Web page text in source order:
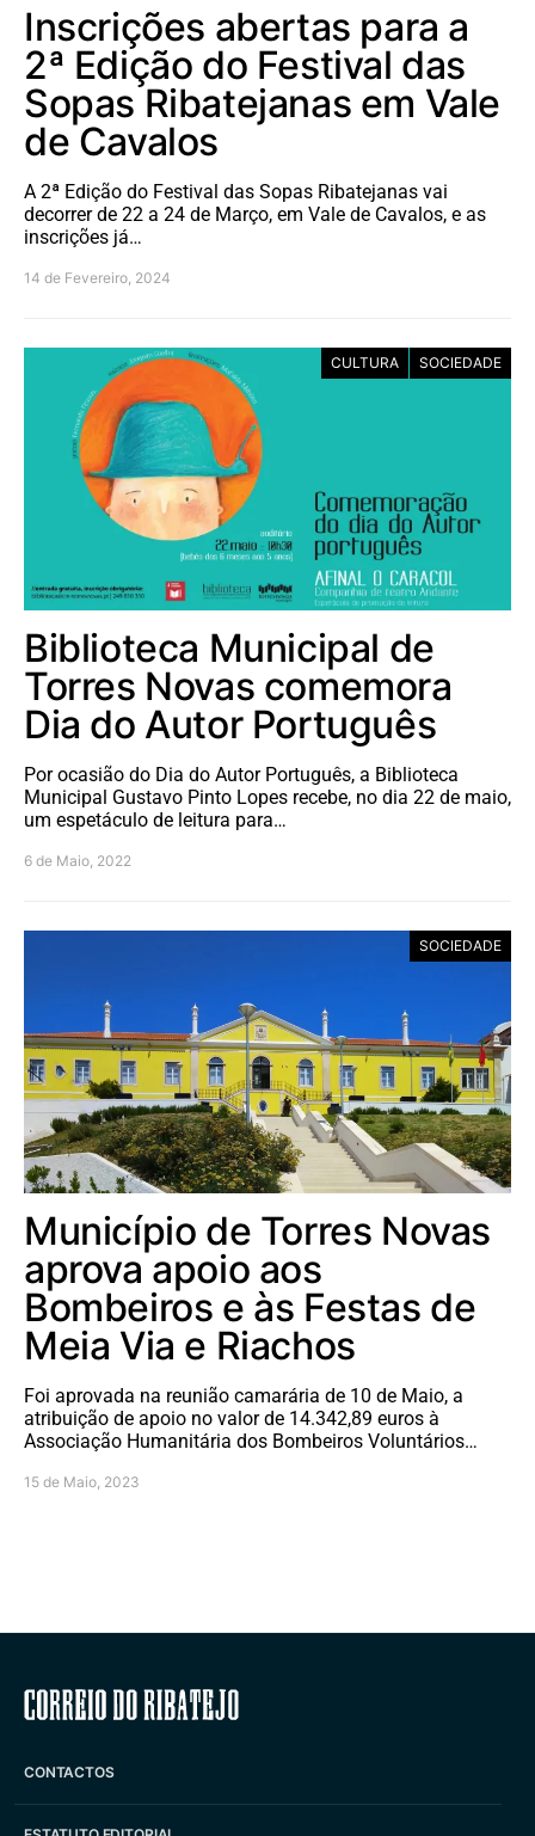
Inscrições abertas para a
2ª Edição do Festival das
Sopas Ribatejanas em Vale
de Cavalos
A 2ª Edição do Festival das Sopas Ribatejanas vai
decorrer de 22 a 24 de Março, em Vale de Cavalos, e as
inscrições já…
14 de Fevereiro, 2024
CULTURA SOCIEDADE
Biblioteca Municipal de
Torres Novas comemora
Dia do Autor Português
Por ocasião do Dia do Autor Português, a Biblioteca
Municipal Gustavo Pinto Lopes recebe, no dia 22 de maio,
um espetáculo de leitura para…
6 de Maio, 2022
SOCIEDADE
Município de Torres Novas
aprova apoio aos
Bombeiros e às Festas de
Meia Via e Riachos
Foi aprovada na reunião camarária de 10 de Maio, a
atribuição de apoio no valor de 14.342,89 euros à
Associação Humanitária dos Bombeiros Voluntários…
15 de Maio, 2023
Correio do Ribatejo
CONTACTOS